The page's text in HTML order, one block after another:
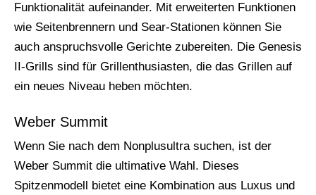
Funktionalität aufeinander. Mit erweiterten Funktionen
wie Seitenbrennern und Sear-Stationen können Sie
auch anspruchsvolle Gerichte zubereiten. Die Genesis
II-Grills sind für Grillenthusiasten, die das Grillen auf
ein neues Niveau heben möchten.
Weber Summit
Wenn Sie nach dem Nonplusultra suchen, ist der
Weber Summit die ultimative Wahl. Dieses
Spitzenmodell bietet eine Kombination aus Luxus und